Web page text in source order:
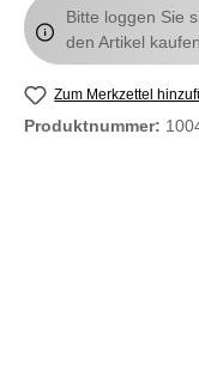
Bitte loggen Sie
den Artikel
Zum Merkzettel
Produktnummer: